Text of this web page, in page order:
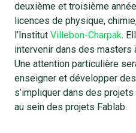
deuxième et troisième
licences de physique,
l’Institut Villebon-Charpak.
intervenir dans des masters
Une attention particulière
enseigner et développer
s’impliquer dans des
au sein des projets Fablab.